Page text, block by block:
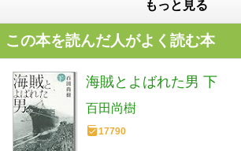
もっと見る
この本を読んだ人がよく読む本
海賊とよばれた男 下
百田尚樹
17790